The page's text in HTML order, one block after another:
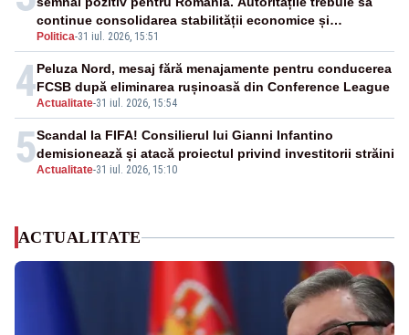
Politica-31 iul. 2026, 15:51
continue consolidarea stabilității economice și
financiare
4Actualitate-31 iul. 2026, 15:54
Peluza Nord, mesaj fără menajamente pentru conducerea
FCSB după eliminarea rușinoasă din Conference League
5Actualitate-31 iul. 2026, 15:10
Scandal la FIFA! Consilierul lui Gianni Infantino
demisionează și atacă proiectul privind investitorii străini
ACTUALITATE